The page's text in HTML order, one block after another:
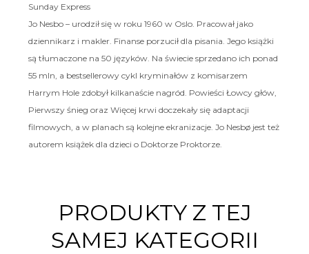
Sunday Express
Jo Nesbo – urodził się w roku 1960 w Oslo. Pracował jako
dziennikarz i makler. Finanse porzucił dla pisania. Jego książki
są tłumaczone na 50 języków. Na świecie sprzedano ich ponad
55 mln, a bestsellerowy cykl kryminałów z komisarzem
Harrym Hole zdobył kilkanaście nagród. Powieści Łowcy głów,
Pierwszy śnieg oraz Więcej krwi doczekały się adaptacji
filmowych, a w planach są kolejne ekranizacje. Jo Nesbø jest też
autorem książek dla dzieci o Doktorze Proktorze.
PRODUKTY Z TEJ
SAMEJ KATEGORII